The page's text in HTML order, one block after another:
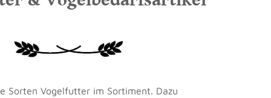
Sorten Vogelfutter im Sortiment. Dazu